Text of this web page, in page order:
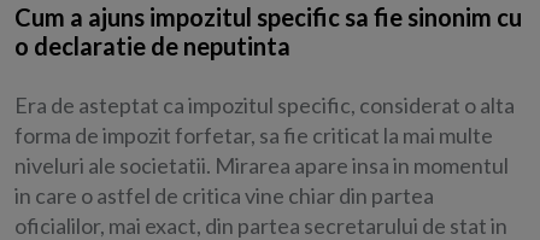
Cum a ajuns impozitul specific sa fie sinonim cu
o declaratie de neputinta
Era de asteptat ca impozitul specific, considerat o alta
forma de impozit forfetar, sa fie criticat la mai multe
niveluri ale societatii. Mirarea apare insa in momentul
in care o astfel de critica vine chiar din partea
oficialilor, mai exact, din partea secretarului de stat in